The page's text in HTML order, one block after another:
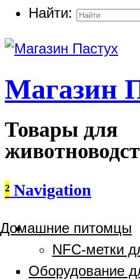
Найти:
Магазин
Товары для
² Navigation
Домашние питомцы
NFC-метки
Оборудование